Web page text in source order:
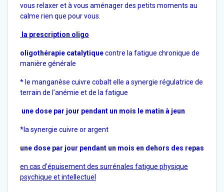
vous relaxer et à vous aménager des petits moments au
calme rien que pour vous.
la prescription oligo
oligothérapie catalytiquecontre la fatigue chronique de
manière générale
* le manganèse cuivre cobalt elle a synergie régulatrice de
terrain de l’anémie et de la fatigue
une dose par jour pendant un mois le matin à jeun
*la synergie cuivre or argent
une dose par jour pendant un mois en dehors des repas
en cas d’épuisement des surrénales fatigue physique
psychique et intellectuel